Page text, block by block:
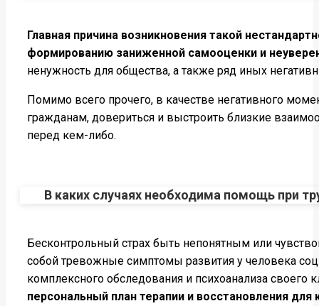
Главная причина возникновения такой
формированию заниженной самооценки и
ненужность для общества, а также ряд иных
Помимо всего прочего, в качестве негативного
гражданам, довериться и выстроить близкие
перед кем-либо.
В каких случаях необходима помощь при
Бесконтрольный страх быть непонятным или
собой тревожные симптомы развития у человека
комплексного обследования и психоанализа своего
персональный план терапии и восстановления